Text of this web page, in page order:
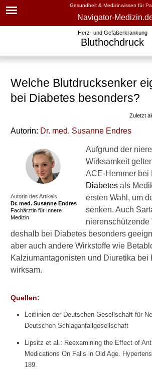
Gesundheit & Medizinwissen für
Navigator-
Herz- und Gefäßerkrankung
Bluthochdruck
Welche Blutdrucksenker
bei Diabetes besonders?
Zuletzt
Autorin: Dr. med. Susanne Endres
Autorin des Artikels
Dr. med. Susanne Endres
Fachärztin für Innere
Medizin
Aufgrund der
Wirksamkeit
ACE-Hemmer bei
Diabetes als
ersten Wahl, um
senken. Auch
nierenschützende
deshalb bei Diabetes besonders
aber auch andere Wirkstoffe wie
Kalziumantagonisten und Diuretika bei
wirksam.
Quellen:
Leitlinien der Deutschen Gesellschaft für
Deutschen Schlaganfallgesellschaft
Lipsitz et al.: Reexamining the Effect of
Medications On Falls in Old Age.
189.
Navigator-Medizin.de
► News
► Krankheiten
► Therapieverfahren
► Medikamente
► Gesundheitsthemen
▾
Bluthochdruck
Häufigkeit
Ursachen
Kinder
Bluthochdruck-Formen
Vorbeugung
Symptome
Behandlung
Blutdruck messen &
Medikamente
ACE-Hemmer
Betablocker
Diuretika